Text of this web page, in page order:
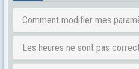
Comment modifier mes
Les heures ne sont pas